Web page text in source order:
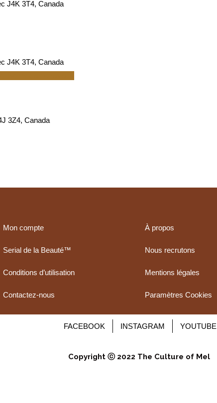
J4K 3T4, Canada
J4K 3T4, Canada
3Z4, Canada
Mon compte
Serial de la Beauté™
Conditions d’utilisation
Contactez-nous
À propos
Nous recrutons
Mentions légales
Paramètres Cookies
FACEBOOK INSTAGRAM YOUTUBE
Copyright ⓒ 2022 The Culture of Mel